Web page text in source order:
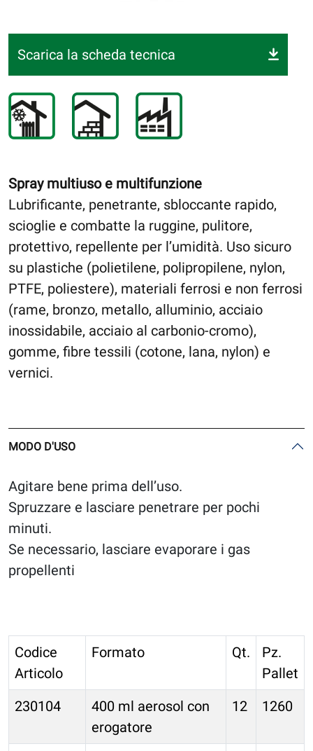
Scarica la scheda tecnica
Spray multiuso e multifunzione
Lubrificante, penetrante, sbloccante rapido,
scioglie e combatte la ruggine, pulitore,
protettivo, repellente per l’umidità. Uso sicuro
su plastiche (polietilene, polipropilene, nylon,
PTFE, poliestere), materiali ferrosi e non ferrosi
(rame, bronzo, metallo, alluminio, acciaio
inossidabile, acciaio al carbonio-cromo),
gomme, fibre tessili (cotone, lana, nylon) e
vernici.
MODO D'USO
Agitare bene prima dell’uso.
Spruzzare e lasciare penetrare per pochi
minuti.
Se necessario, lasciare evaporare i gas
propellenti
Codice
Articolo
Formato Qt.
Pz.
Pallet
230104
400 ml aerosol con
erogatore
12 1260